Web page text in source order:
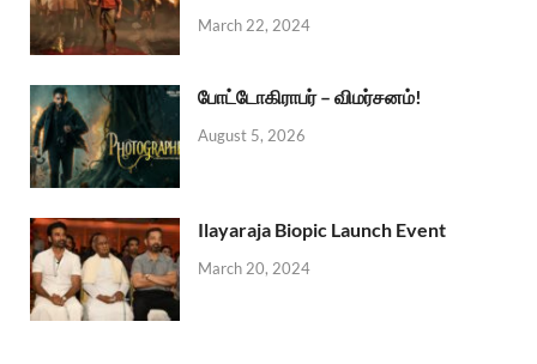
March 22, 2024
போட்டோகிராபர் – விமர்சனம்!
August 5, 2026
Ilayaraja Biopic Launch Event
March 20, 2024